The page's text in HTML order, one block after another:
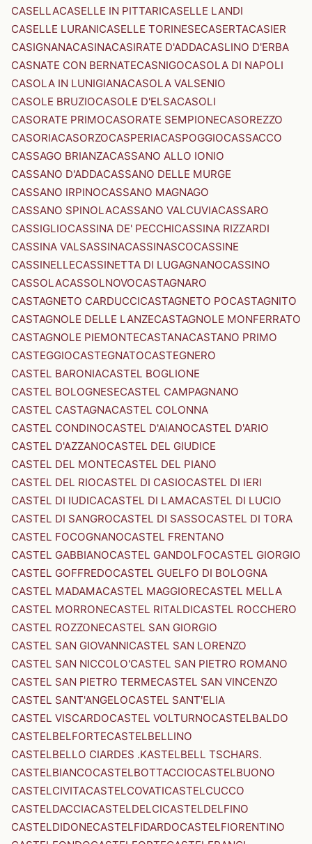
CASELLACASELLE IN PITTARICASELLE LANDI
CASELLE LURANICASELLE TORINESECASERTACASIER
CASIGNANACASINACASIRATE D'ADDACASLINO D'ERBA
CASNATE CON BERNATECASNIGOCASOLA DI NAPOLI
CASOLA IN LUNIGIANACASOLA VALSENIO
CASOLE BRUZIOCASOLE D'ELSACASOLI
CASORATE PRIMOCASORATE SEMPIONECASOREZZO
CASORIACASORZOCASPERIACASPOGGIOCASSACCO
CASSAGO BRIANZACASSANO ALLO IONIO
CASSANO D'ADDACASSANO DELLE MURGE
CASSANO IRPINOCASSANO MAGNAGO
CASSANO SPINOLACASSANO VALCUVIACASSARO
CASSIGLIOCASSINA DE' PECCHICASSINA RIZZARDI
CASSINA VALSASSINACASSINASCOCASSINE
CASSINELLECASSINETTA DI LUGAGNANOCASSINO
CASSOLACASSOLNOVOCASTAGNARO
CASTAGNETO CARDUCCICASTAGNETO POCASTAGNITO
CASTAGNOLE DELLE LANZECASTAGNOLE MONFERRATO
CASTAGNOLE PIEMONTECASTANACASTANO PRIMO
CASTEGGIOCASTEGNATOCASTEGNERO
CASTEL BARONIACASTEL BOGLIONE
CASTEL BOLOGNESECASTEL CAMPAGNANO
CASTEL CASTAGNACASTEL COLONNA
CASTEL CONDINOCASTEL D'AIANOCASTEL D'ARIO
CASTEL D'AZZANOCASTEL DEL GIUDICE
CASTEL DEL MONTECASTEL DEL PIANO
CASTEL DEL RIOCASTEL DI CASIOCASTEL DI IERI
CASTEL DI IUDICACASTEL DI LAMACASTEL DI LUCIO
CASTEL DI SANGROCASTEL DI SASSOCASTEL DI TORA
CASTEL FOCOGNANOCASTEL FRENTANO
CASTEL GABBIANOCASTEL GANDOLFOCASTEL GIORGIO
CASTEL GOFFREDOCASTEL GUELFO DI BOLOGNA
CASTEL MADAMACASTEL MAGGIORECASTEL MELLA
CASTEL MORRONECASTEL RITALDICASTEL ROCCHERO
CASTEL ROZZONECASTEL SAN GIORGIO
CASTEL SAN GIOVANNICASTEL SAN LORENZO
CASTEL SAN NICCOLO'CASTEL SAN PIETRO ROMANO
CASTEL SAN PIETRO TERMECASTEL SAN VINCENZO
CASTEL SANT'ANGELOCASTEL SANT'ELIA
CASTEL VISCARDOCASTEL VOLTURNOCASTELBALDO
CASTELBELFORTECASTELBELLINO
CASTELBELLO CIARDES .KASTELBELL TSCHARS.
CASTELBIANCOCASTELBOTTACCIOCASTELBUONO
CASTELCIVITACASTELCOVATICASTELCUCCO
CASTELDACCIACASTELDELCICASTELDELFINO
CASTELDIDONECASTELFIDARDOCASTELFIORENTINO